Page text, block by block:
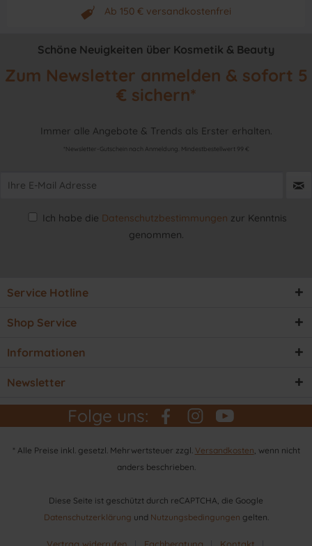
Neuwertiges & aktuelles Produkt
Ab 150 € versandkostenfrei
Originalprodukt vom Hersteller
Schöne Neuigkeiten über Kosmetik & Beauty
Zum Newsletter anmelden & sofort 5
€ sichern*
Immer alle Angebote & Trends als Erster erhalten.
*Newsletter-Gutschein nach Anmeldung. Mindestbestellwert 99 €
Ich habe die Datenschutzbestimmungen zur Kenntnis
genommen.
Service Hotline
Shop Service
Informationen
Newsletter
Folge uns:
* Alle Preise inkl. gesetzl. Mehrwertsteuer zzgl. Versandkosten , wenn nicht
anders beschrieben.
Diese Seite ist geschützt durch reCAPTCHA, die Google
Datenschutzerklärung und Nutzungsbedingungen gelten.
Vertrag widerrufen Fachberatung Kontakt